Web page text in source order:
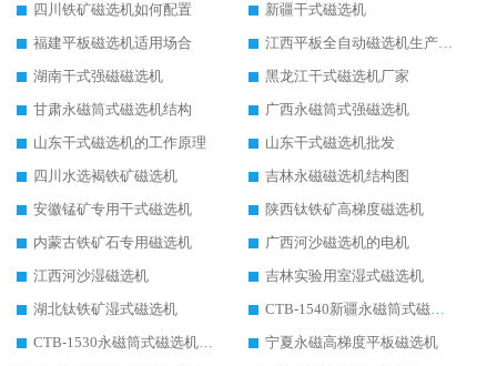
四川铁矿磁选机如何配置
新疆干式磁选机
福建平板磁选机适用场合
江西平板全自动磁选机生产厂家
湖南干式强磁磁选机
黑龙江干式磁选机厂家
甘肃永磁筒式磁选机结构
广西永磁筒式强磁选机
山东干式磁选机的工作原理
山东干式磁选机批发
四川水选褐铁矿磁选机
吉林永磁磁选机结构图
安徽锰矿专用干式磁选机
陕西钛铁矿高梯度磁选机
内蒙古铁矿石专用磁选机
广西河沙磁选机的电机
江西河沙湿磁选机
吉林实验用室湿式磁选机
湖北钛铁矿湿式磁选机
CTB-1540新疆永磁筒式磁选机
CTB-1530永磁筒式磁选机代理商
宁夏永磁高梯度平板磁选机